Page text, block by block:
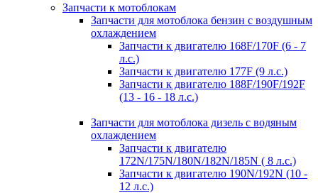
Запчасти к мотоблокам
Запчасти для мотоблока бензин с воздушным
охлаждением
Запчасти к двигателю 168F/170F (6 - 7
л.с.)
Запчасти к двигателю 177F (9 л.с.)
Запчасти к двигателю 188F/190F/192F
(13 - 16 - 18 л.с.)
Запчасти для мотоблока дизель с водяным
охлаждением
Запчасти к двигателю
172N/175N/180N/182N/185N ( 8 л.с.)
Запчасти к двигателю 190N/192N (10 -
12 л.с.)